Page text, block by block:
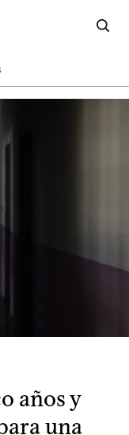
años y
una